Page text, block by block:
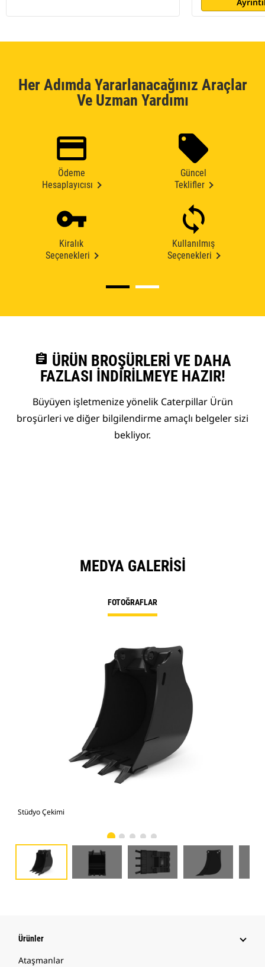
Her Adımda Yararlanacağınız Araçlar
Ve Uzman Yardımı
Ödeme
Hesaplayıcısı
Güncel
Teklifler
Kiralık
Seçenekleri
Kullanılmış
Seçenekleri
assignment ÜRÜN BROŞÜRLERI VE DAHA
FAZLASI İNDIRILMEYE HAZIR!
Büyüyen işletmenize yönelik Caterpillar Ürün
broşürleri ve diğer bilgilendirme amaçlı belgeler sizi
bekliyor.
MEDYA GALERISI
FOTOĞRAFLAR
Stüdyo Çekimi
Ürünler
Ataşmanlar